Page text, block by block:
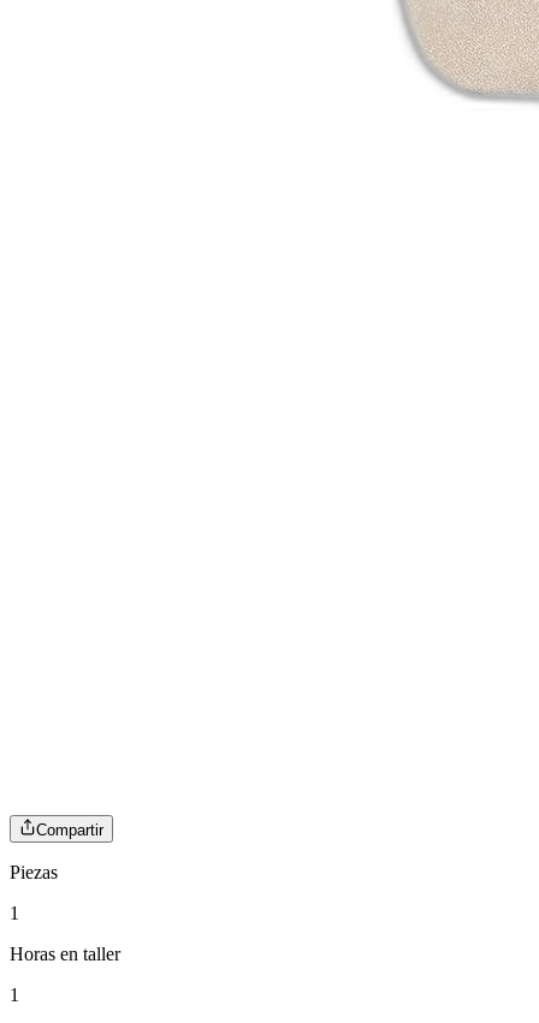
Compartir
Piezas
1
Horas en taller
1